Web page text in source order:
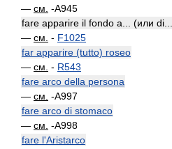
— см. -A945
fare apparire il fondo a... (или
— см. - F1025
far apparire (tutto) roseo
— см. - R543
fare arco della persona
— см. -A997
fare arco di stomaco
— см. -A998
fare l'Aristarco